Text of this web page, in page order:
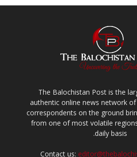
The Balochistan Post is the
authentic online news network
correspondents on the ground
from one of most volatile
daily basis.
Contact us: